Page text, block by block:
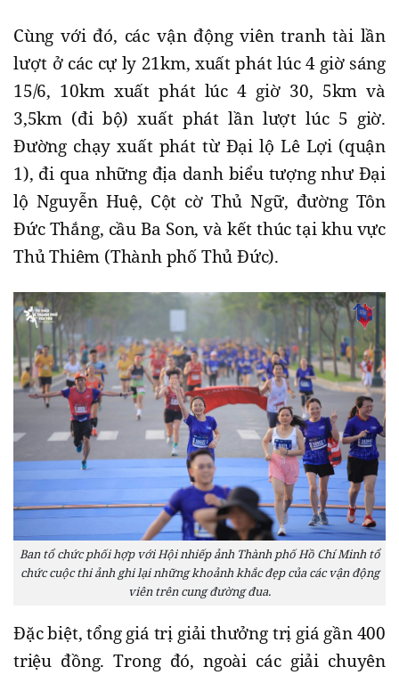
Cùng với đó, các vận động viên tranh tài lần
lượt ở các cự ly 21km, xuất phát lúc 4 giờ sáng
15/6, 10km xuất phát lúc 4 giờ 30, 5km và
3,5km (đi bộ) xuất phát lần lượt lúc 5 giờ.
Đường chạy xuất phát từ Đại lộ Lê Lợi (quận
1), đi qua những địa danh biểu tượng như Đại
lộ Nguyễn Huệ, Cột cờ Thủ Ngữ, đường Tôn
Đức Thắng, cầu Ba Son, và kết thúc tại khu vực
Thủ Thiêm (Thành phố Thủ Đức).
Ban tổ chức phối hợp với Hội nhiếp ảnh Thành phố Hồ Chí Minh tổ
chức cuộc thi ảnh ghi lại những khoảnh khắc đẹp của các vận động
viên trên cung đường đua.
Đặc biệt, tổng giá trị giải thưởng trị giá gần 400
triệu đồng. Trong đó, ngoài các giải chuyên